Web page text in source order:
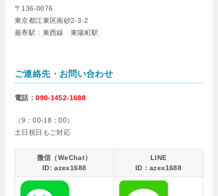
〒136-0076
東京都江東区南砂2-3-2
最寄駅：東西線 東陽町駅
ご連絡先・お問い合わせ
電話：090-1452-1688
（9：00-18：00）
土日祝日もご対応
微信（WeChat）
ID: azex1688
LINE
ID：azex1688